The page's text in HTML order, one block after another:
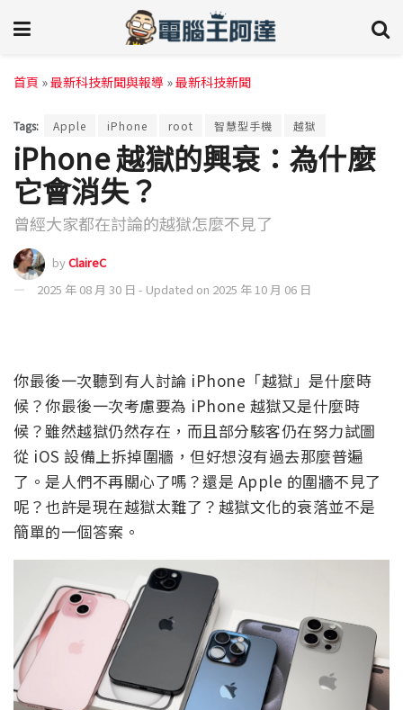
首頁 »最新科技新聞與報導 »最新科技新聞
Tags: Apple iPhone root 智慧型手機 越獄
iPhone 越獄的興衰：為什麼
它會消失？
曾經大家都在討論的越獄怎麼不見了
byClaireC
2025 年 08 月 30 日 - Updated on 2025 年 10 月 06 日
你最後一次聽到有人討論 iPhone「越獄」是什麼時
候？你最後一次考慮要為 iPhone 越獄又是什麼時
候？雖然越獄仍然存在，而且部分駭客仍在努力試圖
從 iOS 設備上拆掉圍牆，但好想沒有過去那麼普遍
了。是人們不再關心了嗎？還是 Apple 的圍牆不見了
呢？也許是現在越獄太難了？越獄文化的衰落並不是
簡單的一個答案。